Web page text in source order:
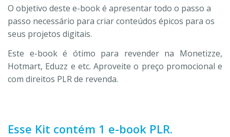
O objetivo deste e-book é apresentar todo o passo a
passo necessário para criar conteúdos épicos para os
seus projetos digitais.
Este e-book é ótimo para revender na Monetizze,
Hotmart, Eduzz e etc. Aproveite o preço promocional e
com direitos PLR de revenda.
Esse Kit contém 1 e-book PLR.